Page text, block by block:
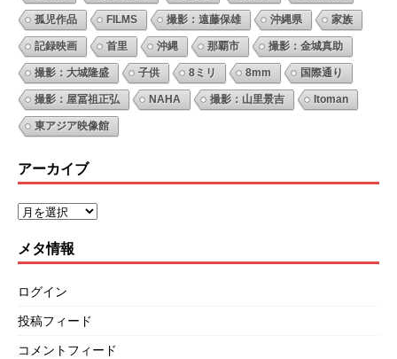
孤児作品 FILMS 撮影：遠藤保雄 沖縄県 家族
記録映画 首里 沖縄 那覇市 撮影：金城真助
撮影：大城隆盛 子供 8ミリ 8mm 国際通り
撮影：屋冨祖正弘 NAHA 撮影：山里景吉 Itoman
東アジア映像館
アーカイブ
メタ情報
ログイン
投稿フィード
コメントフィード